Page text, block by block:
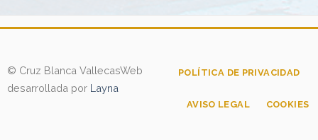
© Cruz Blanca VallecasWeb
desarrollada por Layna
POLÍTICA DE PRIVACIDAD
AVISO LEGAL COOKIES